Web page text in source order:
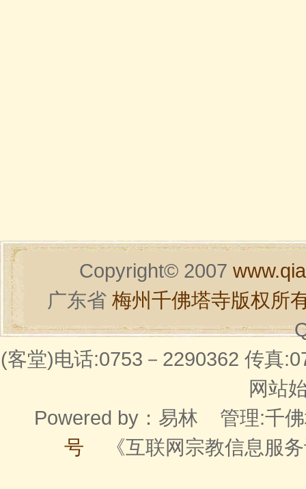
Copyright© 2007
广东省 梅州千佛塔寺版权所
(客堂)电话:0753－2290362 传
网站
Powered by： 易林 管理:千
号 《互联网宗教信息服务